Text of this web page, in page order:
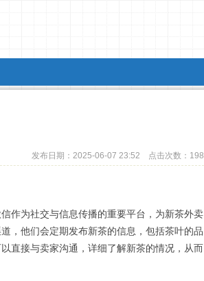
发布日期：2025-06-07 23:52 点击次数：198
作为社交与信息传播的重要平台，为新茶外卖
，他们会定期发布新茶的信息，包括茶叶的品
直接与卖家沟通，详细了解新茶的情况，从而